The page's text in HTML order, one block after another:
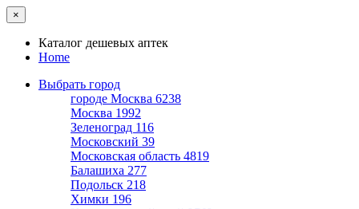
×
Каталог дешевых аптек
Home
Выбрать город
городе Москва 6238
Москва 1992
Зеленоград 116
Московский 39
Московская область 4819
Балашиха 277
Подольск 218
Химки 196